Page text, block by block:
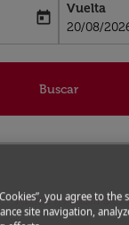
date-aria-label
today
Vuelta
fc-
20/08/
Buscar
Vuelos a Arabia
you agree to
site navigation,